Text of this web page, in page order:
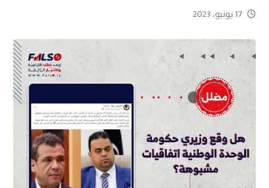
17 يونيو، 2023